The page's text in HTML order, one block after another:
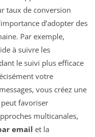
taux de conversion
d’adopter des
Par exemple,
à suivre les
le suivi plus efficace
votre
vous créez une
favoriser
multicanales,
email et la